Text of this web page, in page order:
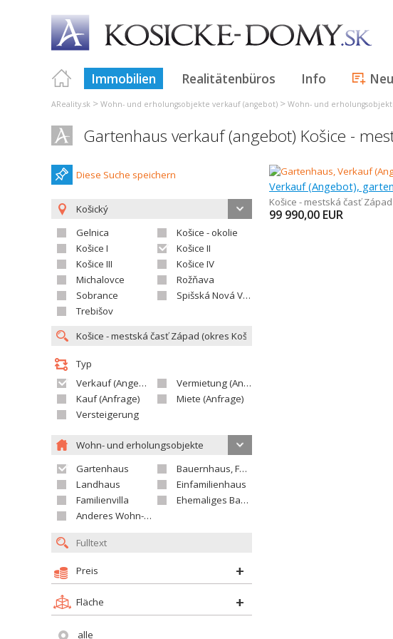
Immobilien Realitätenbüros Info
AReality.sk > Wohn- und erholungsobjekte verkauf (angebot) > Wohn- und
Gartenhaus verkauf (angebot) Košice -
Diese Suche speichern
Košický
Gelnica
Košice - okolie
Košice I
Košice II
Košice III
Košice IV
Michalovce
Rožňava
Sobrance
Spišská Nová Ves
Trebišov
Typ
Verkauf (Angebot)
Vermietung (Angebot)
Kauf (Anfrage)
Miete (Anfrage)
Versteigerung
Wohn- und erholungsobjekte
Gartenhaus
Bauernhaus, Ferienhaus
Landhaus
Einfamilienhaus
Familienvilla
Ehemaliges Bauerngut
Anderes Wohn- oder Ferienobjekt
Preis
Fläche
alle
Verkauf (Angebot),
Košice - mestská časť Západ
99 990,00 EUR